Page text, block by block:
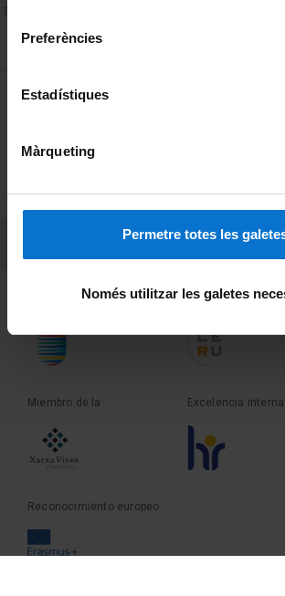
Preferències
Estadístiques
Màrqueting
Permetre totes les
Només utilitzar les galetes
Fundadora de la Miembro de la
Miembro de la Excelencia
Reconocimiento europeo